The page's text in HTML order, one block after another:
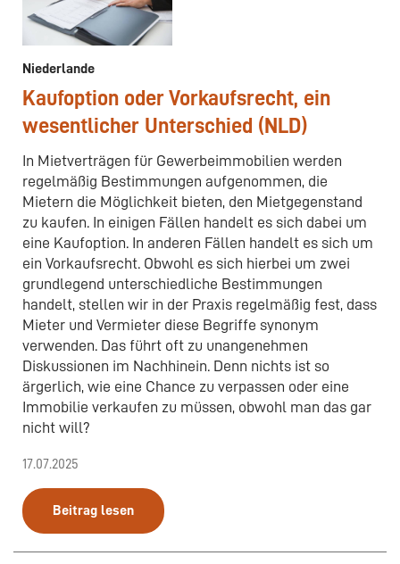
Niederlande
Kaufoption oder Vorkaufsrecht, ein
wesentlicher Unterschied (NLD)
In Mietverträgen für Gewerbeimmobilien werden
regelmäßig Bestimmungen aufgenommen, die
Mietern die Möglichkeit bieten, den Mietgegenstand
zu kaufen. In einigen Fällen handelt es sich dabei um
eine Kaufoption. In anderen Fällen handelt es sich um
ein Vorkaufsrecht. Obwohl es sich hierbei um zwei
grundlegend unterschiedliche Bestimmungen
handelt, stellen wir in der Praxis regelmäßig fest, dass
Mieter und Vermieter diese Begriffe synonym
verwenden. Das führt oft zu unangenehmen
Diskussionen im Nachhinein. Denn nichts ist so
ärgerlich, wie eine Chance zu verpassen oder eine
Immobilie verkaufen zu müssen, obwohl man das gar
nicht will?
17.07.2025
Beitrag lesen